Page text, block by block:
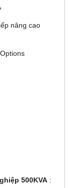
nâng cao
500KVA :